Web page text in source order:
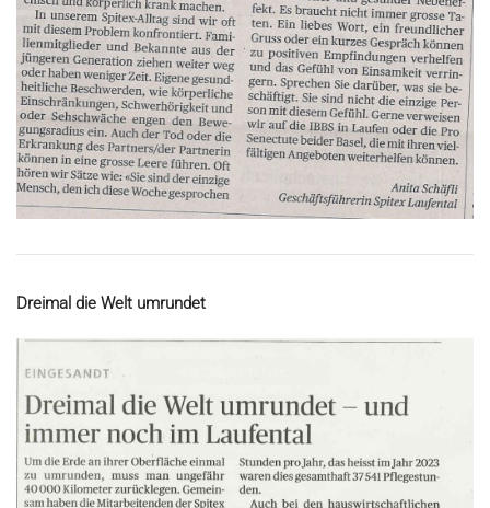
Dreimal die Welt umrundet